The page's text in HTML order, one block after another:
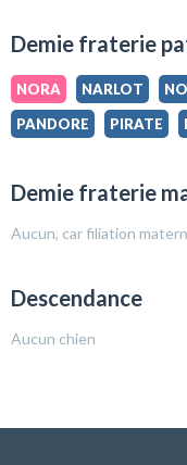
Demie fraterie
NORA NARLOT
PANDORE
PIRATE
Demie fraterie
Aucun, car filiation
Descendance
Aucun chien